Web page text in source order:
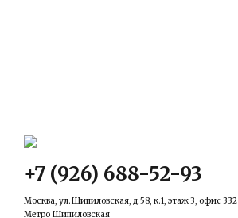
+7 (926) 688-52-93
Москва, ул.Шипиловская, д.58, к.1, этаж 3, офис 332
Метро Шипиловская